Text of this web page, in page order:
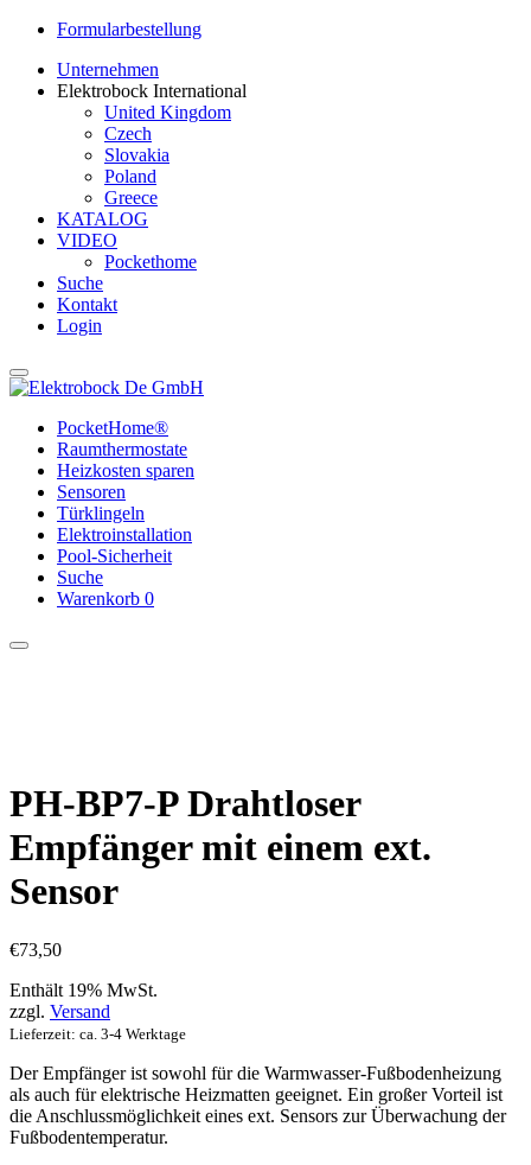
Formularbestellung
Unternehmen
Elektrobock International
United Kingdom
Czech
Slovakia
Poland
Greece
KATALOG
VIDEO
Pockethome
Suche
Kontakt
Login
PocketHome®
Raum­thermostate
Heizkosten sparen
Sensoren
Türk­lingeln
Elektro­installation
Pool-Sicherheit
Suche
Warenkorb 0
PH-BP7-P Drahtloser
Empfänger mit einem ext.
Sensor
€73,50
Enthält 19% MwSt.
zzgl. Versand
Lieferzeit: ca. 3-4 Werktage
Der Empfänger ist sowohl für die Warmwasser-Fußbodenheizung
als auch für elektrische Heizmatten geeignet. Ein großer Vorteil ist
die Anschlussmöglichkeit eines ext. Sensors zur Überwachung der
Fußbodentemperatur.